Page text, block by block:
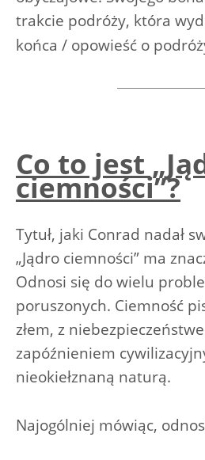
trakcie podróży, która
końca / opowieść o
Co to jest
ciemności”?
Tytuł, jaki Conrad nadał
„Jądro ciemności” ma
Odnosi się do wielu
poruszonych. Ciemność
złem, z
zapóźnieniem
nieokiełznaną naturą.
Najogólniej mówiąc,